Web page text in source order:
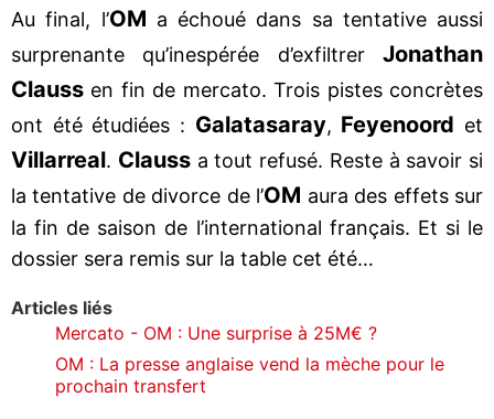
Au final, l’OM a échoué dans sa tentative aussi
surprenante qu’inespérée d’exfiltrer Jonathan
Clauss en fin de mercato. Trois pistes concrètes
ont été étudiées : Galatasaray, Feyenoord et
Villarreal. Claussa tout refusé. Reste à savoir si
la tentative de divorce de l’OM aura des effets sur
la fin de saison de l’international français. Et si le
dossier sera remis sur la table cet été…
Articles liés
Mercato - OM : Une surprise à 25M€ ?
OM : La presse anglaise vend la mèche pour le
prochain transfert